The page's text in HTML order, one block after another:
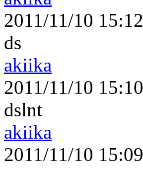
2011/11/10 15:12
ds
akiika
2011/11/10 15:10
dslnt
akiika
2011/11/10 15:09